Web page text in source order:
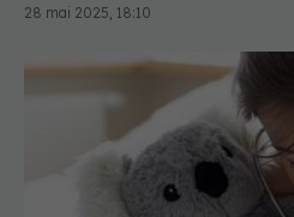
28 mai 2025, 18:10